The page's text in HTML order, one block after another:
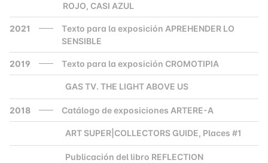
ROJO, CASI AZUL
2021
Texto para la exposición APREHENDER LO
SENSIBLE
2019 Texto para la exposición CROMOTIPIA
GAS TV. THE LIGHT ABOVE US
2018 Catálogo de exposiciones ARTERE-A
ART SUPER|COLLECTORS GUIDE, Places #1
Publicación del libro REFLECTION